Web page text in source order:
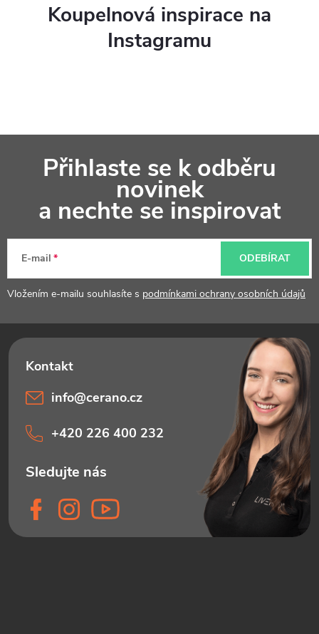
Koupelnová inspirace na
Instagramu
a
Přihlaste se k odběru
novinek
a nechte se inspirovat
E-mail
Vložením e-mailu souhlasíte s podmínkami ochrany osobních údajů
ODEBÍRAT
info@cerano.cz
+420 226 400 232